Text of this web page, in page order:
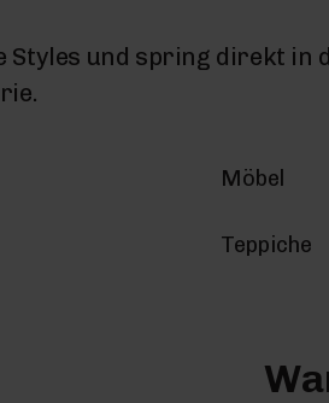
Styles und spring direkt in
Möbel
Teppiche